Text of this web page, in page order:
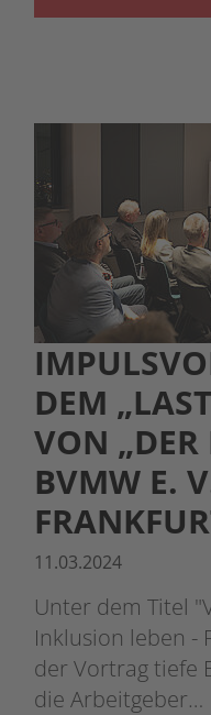
DEM
VON
BVMW E.
11.03.2024
Unter dem Titel
Inklusion leben -
der Vortrag tiefe
die Arbeitgeber…